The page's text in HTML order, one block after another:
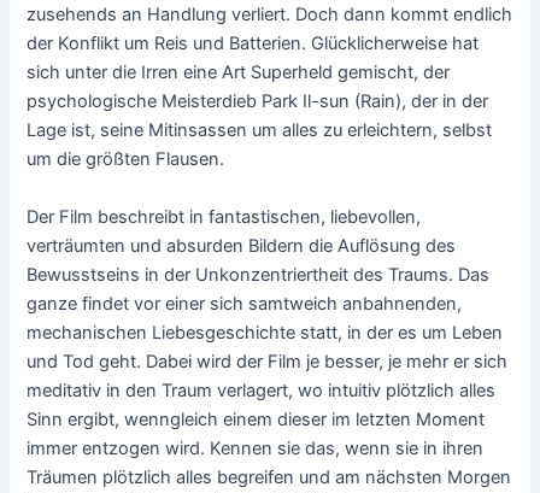
zusehends an Handlung verliert. Doch dann kommt endlich
der Konflikt um Reis und Batterien. Glücklicherweise hat
sich unter die Irren eine Art Superheld gemischt, der
psychologische Meisterdieb Park Il-sun (Rain), der in der
Lage ist, seine Mitinsassen um alles zu erleichtern, selbst
um die größten Flausen.
Der Film beschreibt in fantastischen, liebevollen,
verträumten und absurden Bildern die Auflösung des
Bewusstseins in der Unkonzentriertheit des Traums. Das
ganze findet vor einer sich samtweich anbahnenden,
mechanischen Liebesgeschichte statt, in der es um Leben
und Tod geht. Dabei wird der Film je besser, je mehr er sich
meditativ in den Traum verlagert, wo intuitiv plötzlich alles
Sinn ergibt, wenngleich einem dieser im letzten Moment
immer entzogen wird. Kennen sie das, wenn sie in ihren
Träumen plötzlich alles begreifen und am nächsten Morgen